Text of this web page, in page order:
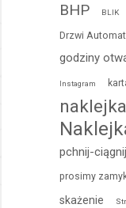
BHP BLIK
Drzwi
godziny
Instagram
naklejka
pchnij-ciągnij
prosimy
skażenie